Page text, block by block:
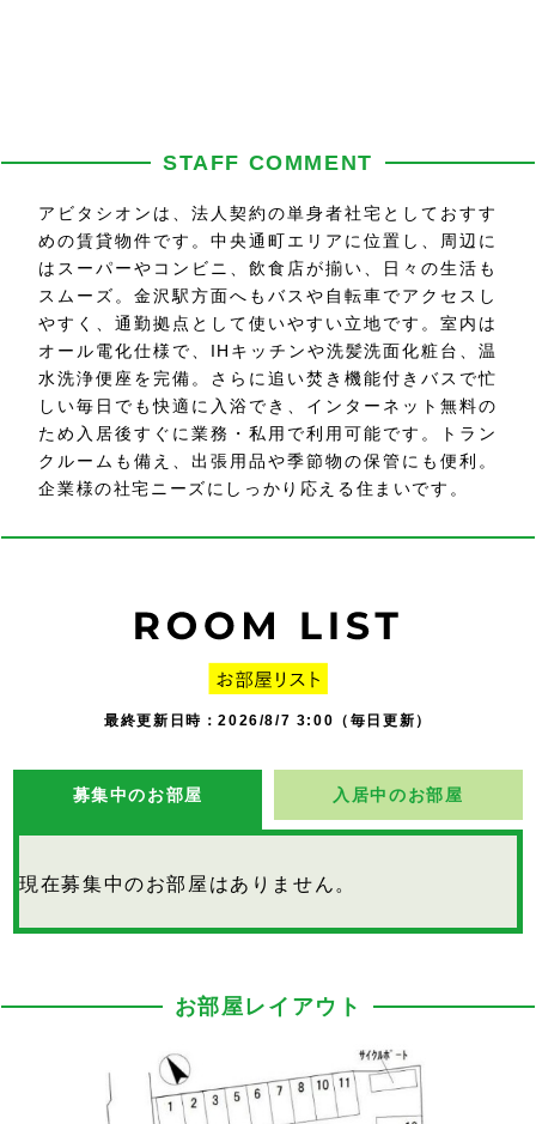
STAFF COMMENT
アビタシオンは、法人契約の単身者社宅としておすす
めの賃貸物件です。中央通町エリアに位置し、周辺に
はスーパーやコンビニ、飲食店が揃い、日々の生活も
スムーズ。金沢駅方面へもバスや自転車でアクセスし
やすく、通勤拠点として使いやすい立地です。室内は
オール電化仕様で、IHキッチンや洗髪洗面化粧台、温
水洗浄便座を完備。さらに追い焚き機能付きバスで忙
しい毎日でも快適に入浴でき、インターネット無料の
ため入居後すぐに業務・私用で利用可能です。トラン
クルームも備え、出張用品や季節物の保管にも便利。
企業様の社宅ニーズにしっかり応える住まいです。
最終更新日時：2026/8/7 3:00（毎日更新）
募集中のお部屋 入居中のお部屋
現在募集中のお部屋はありません。
お部屋レイアウト